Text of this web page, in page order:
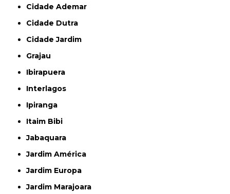
Cidade Ademar
Cidade Dutra
Cidade Jardim
Grajau
Ibirapuera
Interlagos
Ipiranga
Itaim Bibi
Jabaquara
Jardim América
Jardim Europa
Jardim Marajoara